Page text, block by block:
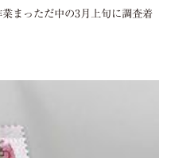
まっただ中の3月上旬に調査着